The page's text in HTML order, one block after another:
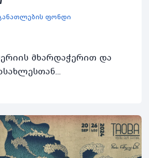
ფონდი
მხარდაჭერით და
2024 წლის 1218
მაცხოვრებელი 1520
კულტურის